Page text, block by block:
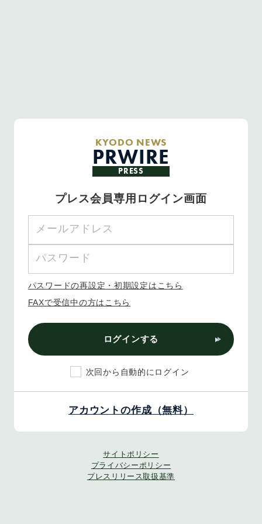
KYODO NEWS
PRWIRE
PRESS
プレス会員専用ログイン画面
パスワードの再設定・初期設定はこちら
FAXで受信中の方はこちら
ログインする
次回から自動的にログイン
アカウントの作成（無料）
サイトポリシー
プライバシーポリシー
プレスリリース取扱基準